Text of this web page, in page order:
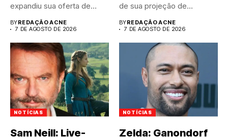
expandiu sua oferta de
canais FAST,...
BYREDAÇÃO ACNE
7 DE AGOSTO DE 2026
de sua projeção de
resultados anuais....
BYREDAÇÃO ACNE
7 DE AGOSTO DE 2026
NOTÍCIAS
Sam Neill: Live-
NOTÍCIAS
Zelda: Ganondorf